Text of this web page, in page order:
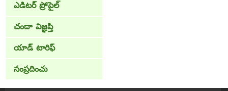
ఎడిటర్ ప్రోపైల్
చందా విజ్ఞప్తి
యాడ్ టారిఫ్
సంప్రదించు